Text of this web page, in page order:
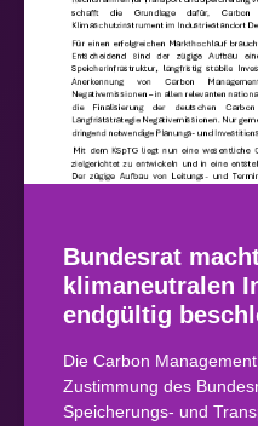
Bundesrat
klimaneutralen
endgültig
Die Carbon
Zustimmung des
Speicherungs- und